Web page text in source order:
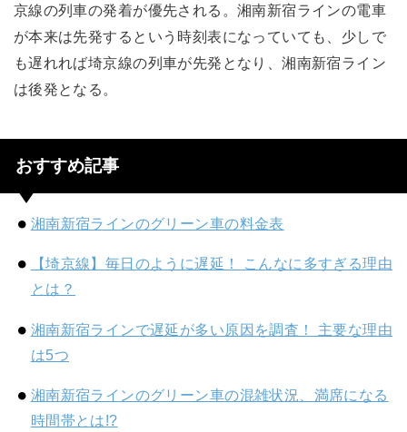
京線の列車の発着が優先される。湘南新宿ラインの電車
が本来は先発するという時刻表になっていても、少しで
も遅れれば埼京線の列車が先発となり、湘南新宿ライン
は後発となる。
おすすめ記事
湘南新宿ラインのグリーン車の料金表
【埼京線】毎日のように遅延！ こんなに多すぎる理由
とは？
湘南新宿ラインで遅延が多い原因を調査！ 主要な理由
は5つ
湘南新宿ラインのグリーン車の混雑状況、満席になる
時間帯とは!?